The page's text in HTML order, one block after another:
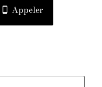
Appeler